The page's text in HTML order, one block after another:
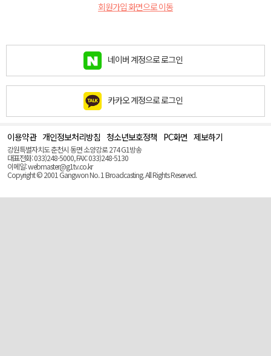
회원가입 화면으로 이동
네이버 계정으로 로그인
카카오 계정으로 로그인
이용약관 개인정보처리방침 청소년보호정책 PC화면 제보하기
강원특별자치도 춘천시 동면 소양강로 274 G1방송
대표전화: 033)248-5000, FAX: 033)248-5130
이메일: webmaster@g1tv.co.kr
Copyright © 2001 Gangwon No. 1 Broadcasting. All Rights Reserved.